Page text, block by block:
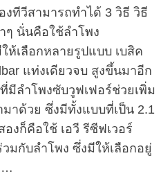
ทีวีสามารถทำได้ 3 วิธี วิธี
ๆ นั่นคือใช้ลำโพง
ห้เลือกหลายรูปแบบ เบสิค
แท่งเดียวจบ สูงขึ้นมาอีก
มีลำโพงซับวูฟเฟอร์ช่วยเพิ่ม
าด้วย ซึ่งมีทั้งแบบที่เป็น 2.1
งก็คือใช้ เอวี รีซีฟเวอร์
มกับลำโพง ซึ่งมีให้เลือกอยู่
…